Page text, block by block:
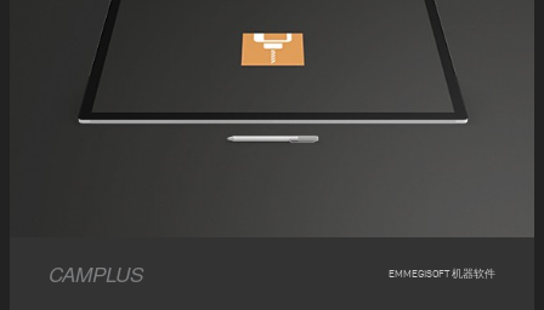
CAMPLUS EMMEGISOFT 机器软件